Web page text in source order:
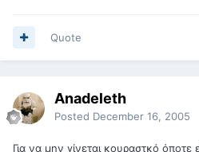
Quote
Anadeleth
Posted December 16, 2005
Για να μην γίνεται κουραστκό όποτε